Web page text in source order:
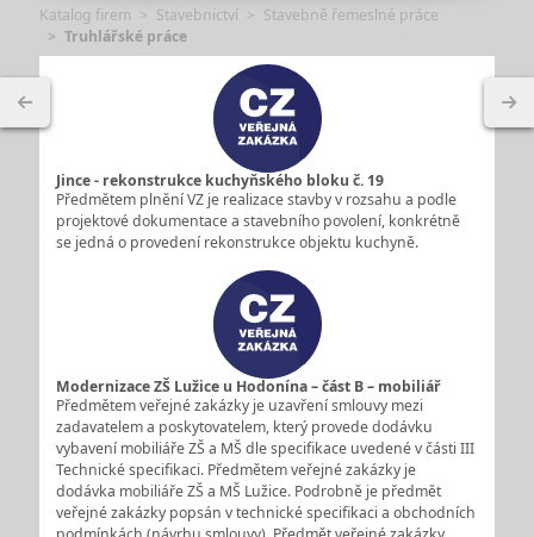
Katalog firem Stavebnictví
Stavebně řemeslné práce
Truhlářské práce
Jince - rekonstrukce kuchyňského bloku č. 19
Předmětem plnění VZ je realizace stavby v rozsahu a podle
projektové dokumentace a stavebního povolení, konkrétně
se jedná o provedení rekonstrukce objektu kuchyně.
Modernizace ZŠ Lužice u Hodonína – část B – mobiliář
Předmětem veřejné zakázky je uzavření smlouvy mezi
zadavatelem a poskytovatelem, který provede dodávku
vybavení mobiliáře ZŠ a MŠ dle specifikace uvedené v části III
Technické specifikaci. Předmětem veřejné zakázky je
dodávka mobiliáře ZŠ a MŠ Lužice. Podrobně je předmět
veřejné zakázky popsán v technické specifikaci a obchodních